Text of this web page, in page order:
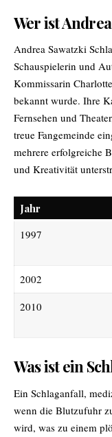
Wer ist
Andrea Sawatzki
Schauspielerin und
Kommissarin
bekannt wurde. Ihre
Fernsehen und
treue Fangemeinde
mehrere erfolgreiche
und Kreativität
Jahr
1997
2002
2010
Was ist ein
Ein Schlaganfall,
wenn die Blutzufuhr
wird, was zu einem